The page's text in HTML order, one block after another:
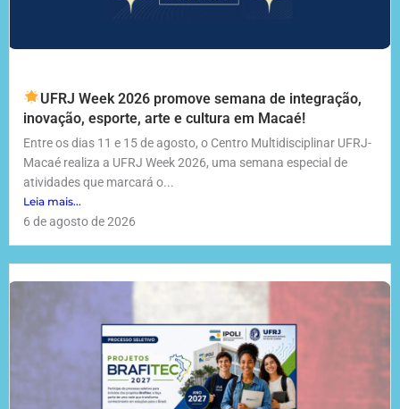
UFRJ Week 2026 promove semana de integração,
inovação, esporte, arte e cultura em Macaé!
Entre os dias 11 e 15 de agosto, o Centro Multidisciplinar UFRJ-
Macaé realiza a UFRJ Week 2026, uma semana especial de
atividades que marcará o...
Leia mais...
6 de agosto de 2026